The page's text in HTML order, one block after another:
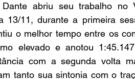
abriu seu trabalho no
13/11, durante a primeira
o melhor tempo entre os
elevado e anotou
com a segunda volta
tanto sua sintonia com o